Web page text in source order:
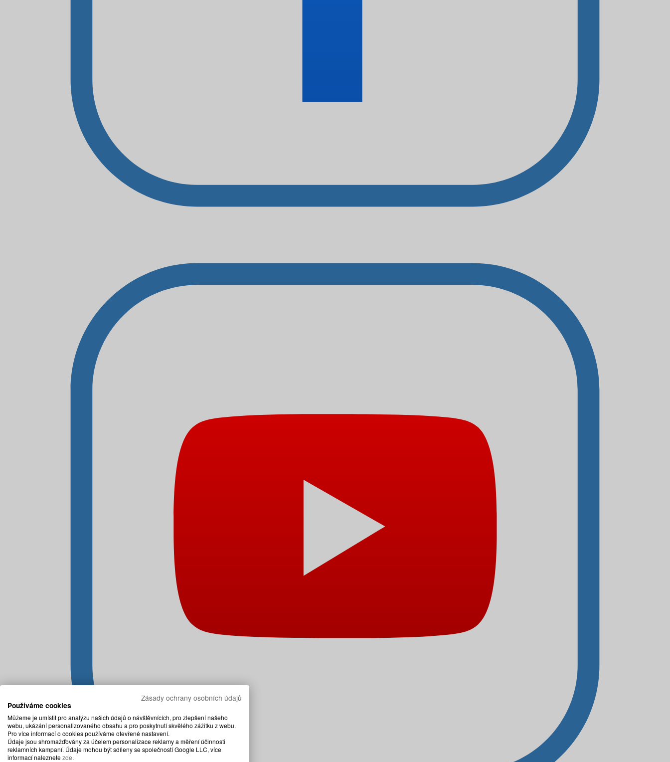
Zásady ochrany osobních údajů
Používáme cookies
Můžeme je umístit pro analýzu našich údajů o návštěvnících, pro zlepšení našeho
webu, ukázání personalizovaného obsahu a pro poskytnutí skvělého zážitku z webu.
Pro více informací o cookies používáme otevřené nastavení.
Údaje jsou shromažďovány za účelem personalizace reklamy a měření účinnosti
reklamních kampaní. Údaje mohou být sdíleny se společností Google LLC, více
informací naleznetezde.